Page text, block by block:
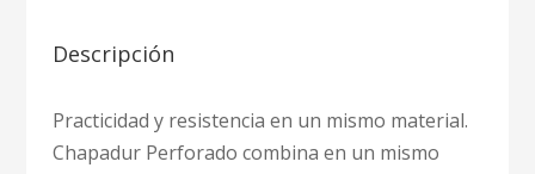
Descripción
Practicidad y resistencia en un mismo material.
Chapadur Perforado combina en un mismo